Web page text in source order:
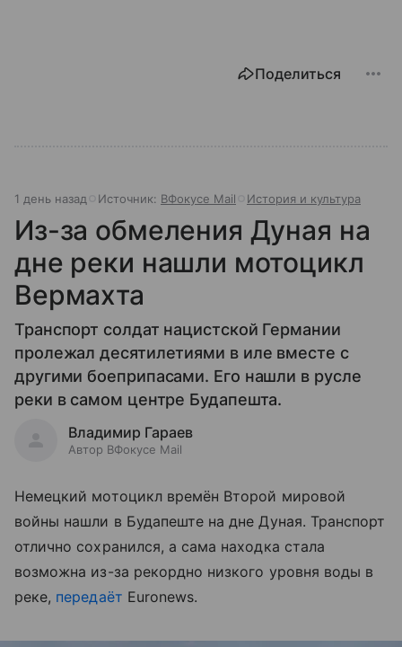
Поделиться
1 день назад Источник: ВФокусе Mail История и культура
Из-за обмеления Дуная на
дне реки нашли мотоцикл
Вермахта
Транспорт солдат нацистской Германии
пролежал десятилетиями в иле вместе с
другими боеприпасами. Его нашли в русле
реки в самом центре Будапешта.
Владимир Гараев
Автор ВФокусе Mail
Немецкий мотоцикл времён Второй мировой
войны нашли в Будапеште на дне Дуная. Транспорт
отлично сохранился, а сама находка стала
возможна из-за рекордно низкого уровня воды в
реке, передаёт Euronews.